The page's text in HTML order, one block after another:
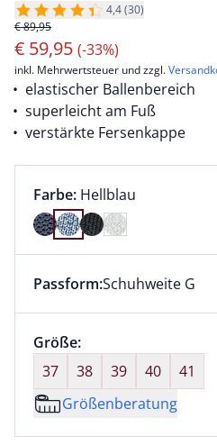
4,4 (30)
€ 89,95
€ 59,95 (-33%)
inkl. Mehrwertsteuer und zzgl.
elastischer Ballenbereich
superleicht am Fuß
verstärkte Fersenkappe
Farbauswahl:
Farbe: aktuell ausgewählt:
Hellblau
Farbe Hellblau ausgewählt
Dieser Artikel hat die
Passform:Schuhweite G
Größenauswahl:
Größe:nichts ausgewählt
37
38 39 40
41
Größenberatung